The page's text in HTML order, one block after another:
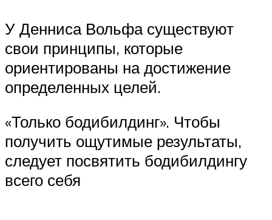
У Денниса Вольфа существуют
свои принципы, которые
ориентированы на достижение
определенных целей.
«Только бодибилдинг». Чтобы
получить ощутимые результаты,
следует посвятить бодибилдингу
всего себя